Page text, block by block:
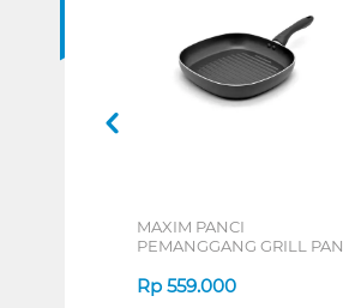
MAXIM PANCI
PEMANGGANG GRILL PAN
Rp 559.000